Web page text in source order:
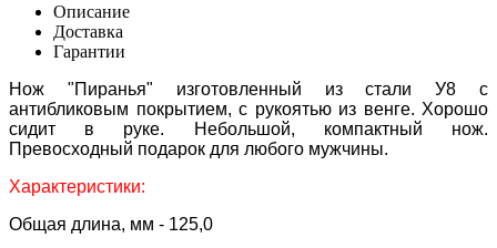
Описание
Доставка
Гарантии
Нож "Пиранья" изготовленный из стали У8 с
антибликовым покрытием, с рукоятью из венге. Хорошо
сидит в руке. Небольшой, компактный нож.
Превосходный подарок для любого мужчины.
Характеристики:
Общая длина, мм - 125,0